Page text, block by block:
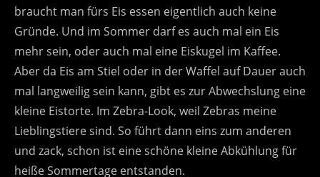
braucht man fürs Eis essen eigentlich auch keine
Gründe. Und im Sommer darf es auch mal ein Eis
mehr sein, oder auch mal eine Eiskugel im Kaffee.
Aber da Eis am Stiel oder in der Waffel auf Dauer auch
mal langweilig sein kann, gibt es zur Abwechslung eine
kleine Eistorte. Im Zebra-Look, weil Zebras meine
Lieblingstiere sind. So führt dann eins zum anderen
und zack, schon ist eine schöne kleine Abkühlung für
heiße Sommertage entstanden.